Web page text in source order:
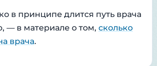
в принципе длится путь врача
— в материале о том, сколько
врача.